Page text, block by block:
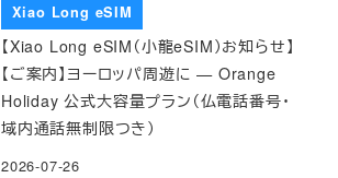
Xiao Long eSIM
【Xiao Long eSIM（小龍eSIM）お知らせ】
【ご案内】ヨーロッパ周遊に — Orange
Holiday 公式大容量プラン（仏電話番号・
域内通話無制限つき）
2026-07-26